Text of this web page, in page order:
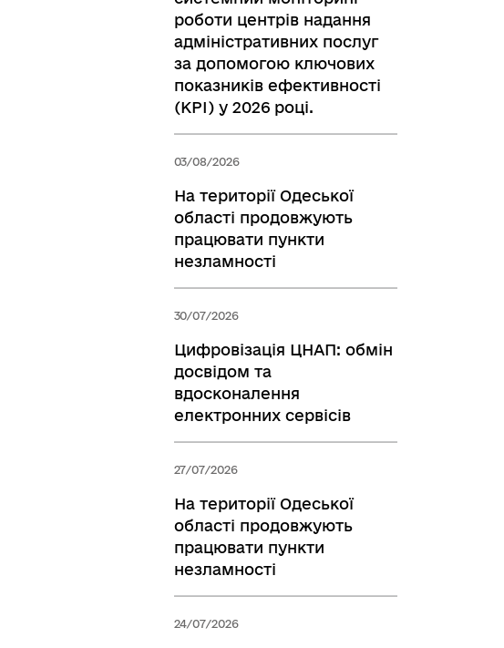
роботи центрів надання
адміністративних послуг
за допомогою ключових
показників ефективності
(KPI) у 2026 році.
03/08/2026
На території Одеської
області продовжують
працювати пункти
незламності
30/07/2026
Цифровізація ЦНАП: обмін
досвідом та
вдосконалення
електронних сервісів
27/07/2026
На території Одеської
області продовжують
працювати пункти
незламності
24/07/2026